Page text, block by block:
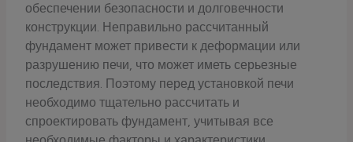
обеспечении безопасности и долговечности
конструкции. Неправильно рассчитанный
фундамент может привести к деформации или
разрушению печи, что может иметь серьезные
последствия. Поэтому перед установкой печи
необходимо тщательно рассчитать и
спроектировать фундамент, учитывая все